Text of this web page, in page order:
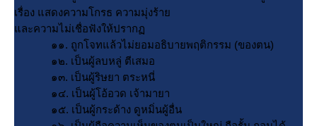
เรื่อง แสดงความโกรธ ความมุ่งร้า
ละความไม่เชื่อฟังให้ปราก
๑๑. ถูกโจทแล้วไม่ยอมอธิบายพฤติกรรม (ของตน)
๑๒. เป็นผู้ลบหลู่ ตีเสมอ
๑๓. เป็นผู้ริษยา ตระหนี่
๑๔. เป็นผู้โอ้อวด เจ้ามายา
๑๕. เป็นผู้กระด้าง ดูหมิ่นผู้อื่น